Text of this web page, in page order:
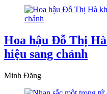
Hoa hậu Đỗ Thị
hiệu sang chảnh
Minh Đăng